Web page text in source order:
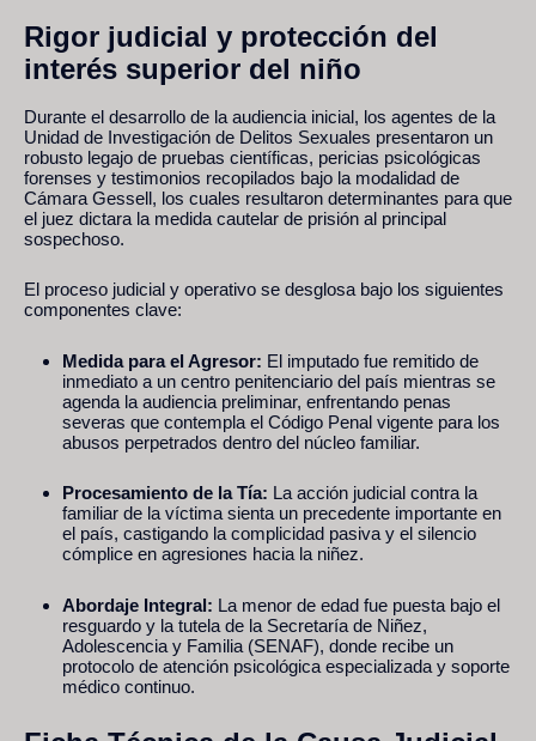
Rigor judicial y protección del
interés superior del niño
Durante el desarrollo de la audiencia inicial, los agentes de la
Unidad de Investigación de Delitos Sexuales presentaron un
robusto legajo de pruebas científicas, pericias psicológicas
forenses y testimonios recopilados bajo la modalidad de
Cámara Gessell, los cuales resultaron determinantes para que
el juez dictara la medida cautelar de prisión al principal
sospechoso.
El proceso judicial y operativo se desglosa bajo los siguientes
componentes clave:
Medida para el Agresor: El imputado fue remitido de
inmediato a un centro penitenciario del país mientras se
agenda la audiencia preliminar, enfrentando penas
severas que contempla el Código Penal vigente para los
abusos perpetrados dentro del núcleo familiar.
Procesamiento de la Tía: La acción judicial contra la
familiar de la víctima sienta un precedente importante en
el país, castigando la complicidad pasiva y el silencio
cómplice en agresiones hacia la niñez.
Abordaje Integral: La menor de edad fue puesta bajo el
resguardo y la tutela de la Secretaría de Niñez,
Adolescencia y Familia (SENAF), donde recibe un
protocolo de atención psicológica especializada y soporte
médico continuo.